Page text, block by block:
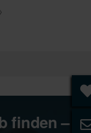
finden –